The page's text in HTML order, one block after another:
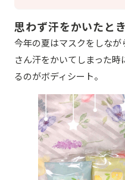
思わず汗をかいたと
今年の夏はマスクをしなが
さん汗をかいてしまった
るのがボディシート。